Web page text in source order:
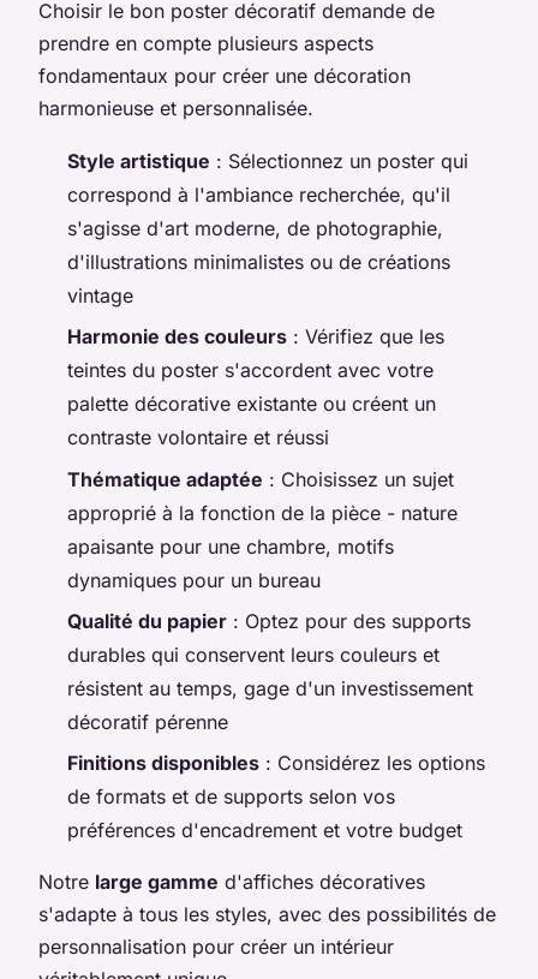
Choisir le bon poster décoratif demande de
prendre en compte plusieurs aspects
fondamentaux pour créer une décoration
harmonieuse et personnalisée.
Style artistique : Sélectionnez un poster qui
correspond à l'ambiance recherchée, qu'il
s'agisse d'art moderne, de photographie,
d'illustrations minimalistes ou de créations
vintage
Harmonie des couleurs : Vérifiez que les
teintes du poster s'accordent avec votre
palette décorative existante ou créent un
contraste volontaire et réussi
Thématique adaptée : Choisissez un sujet
approprié à la fonction de la pièce - nature
apaisante pour une chambre, motifs
dynamiques pour un bureau
Qualité du papier : Optez pour des supports
durables qui conservent leurs couleurs et
résistent au temps, gage d'un investissement
décoratif pérenne
Finitions disponibles : Considérez les options
de formats et de supports selon vos
préférences d'encadrement et votre budget
Notre large gamme d'affiches décoratives
s'adapte à tous les styles, avec des possibilités de
personnalisation pour créer un intérieur